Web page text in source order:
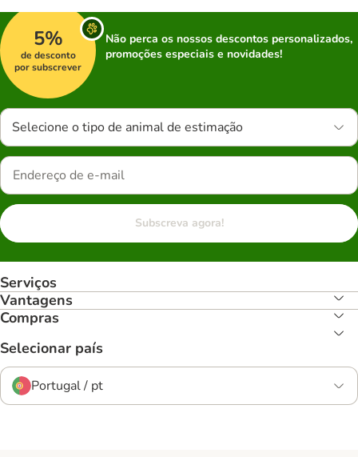
5%
de desconto
por subscrever
Não perca os nossos descontos personalizados,
promoções especiais e novidades!
Selecione o tipo de animal de estimação
Subscreva agora!
Serviços
Vantagens
Compras
Selecionar país
Portugal / pt